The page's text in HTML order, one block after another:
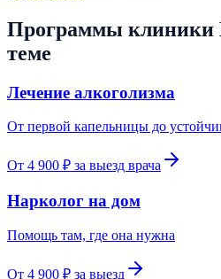
Программы клиники
теме
Лечение алкоголизма
От первой капельницы до
От 4 900 ₽ за выезд врача
Нарколог на дом
Помощь там, где она нужна
От 4 900 ₽ за выезд